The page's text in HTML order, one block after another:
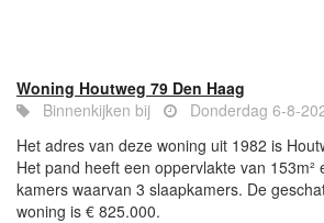
Woning Houtweg 79 Den Haag
Binnenkijken bij
Donderdag 6-8-
Het adres van deze woning uit 1982 is
Het pand heeft een oppervlakte van 153m²
kamers waarvan 3 slaapkamers. De
woning is € 825.000.